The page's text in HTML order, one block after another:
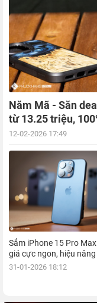
Năm Mã - Săn
từ 13.25 triệu,
12-02-2026 17:49
Sắm iPhone 15 Pro
giá cực ngon, hiệu năng
kèm nhiều ưu đãi, mua
31-01-2026 18:12